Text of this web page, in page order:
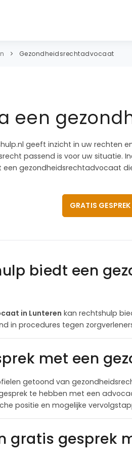
Gezondheidsrechtadvocaat
een
geeft inzicht in uw rechten
passend is voor uw situatie.
gezondheidsrechtadvocaat
GRATIS
biedt een
in Lunteren kan rechtshulp
in procedures tegen
met een
getoond van
te hebben met een
positie en mogelijke
gratis gesprek